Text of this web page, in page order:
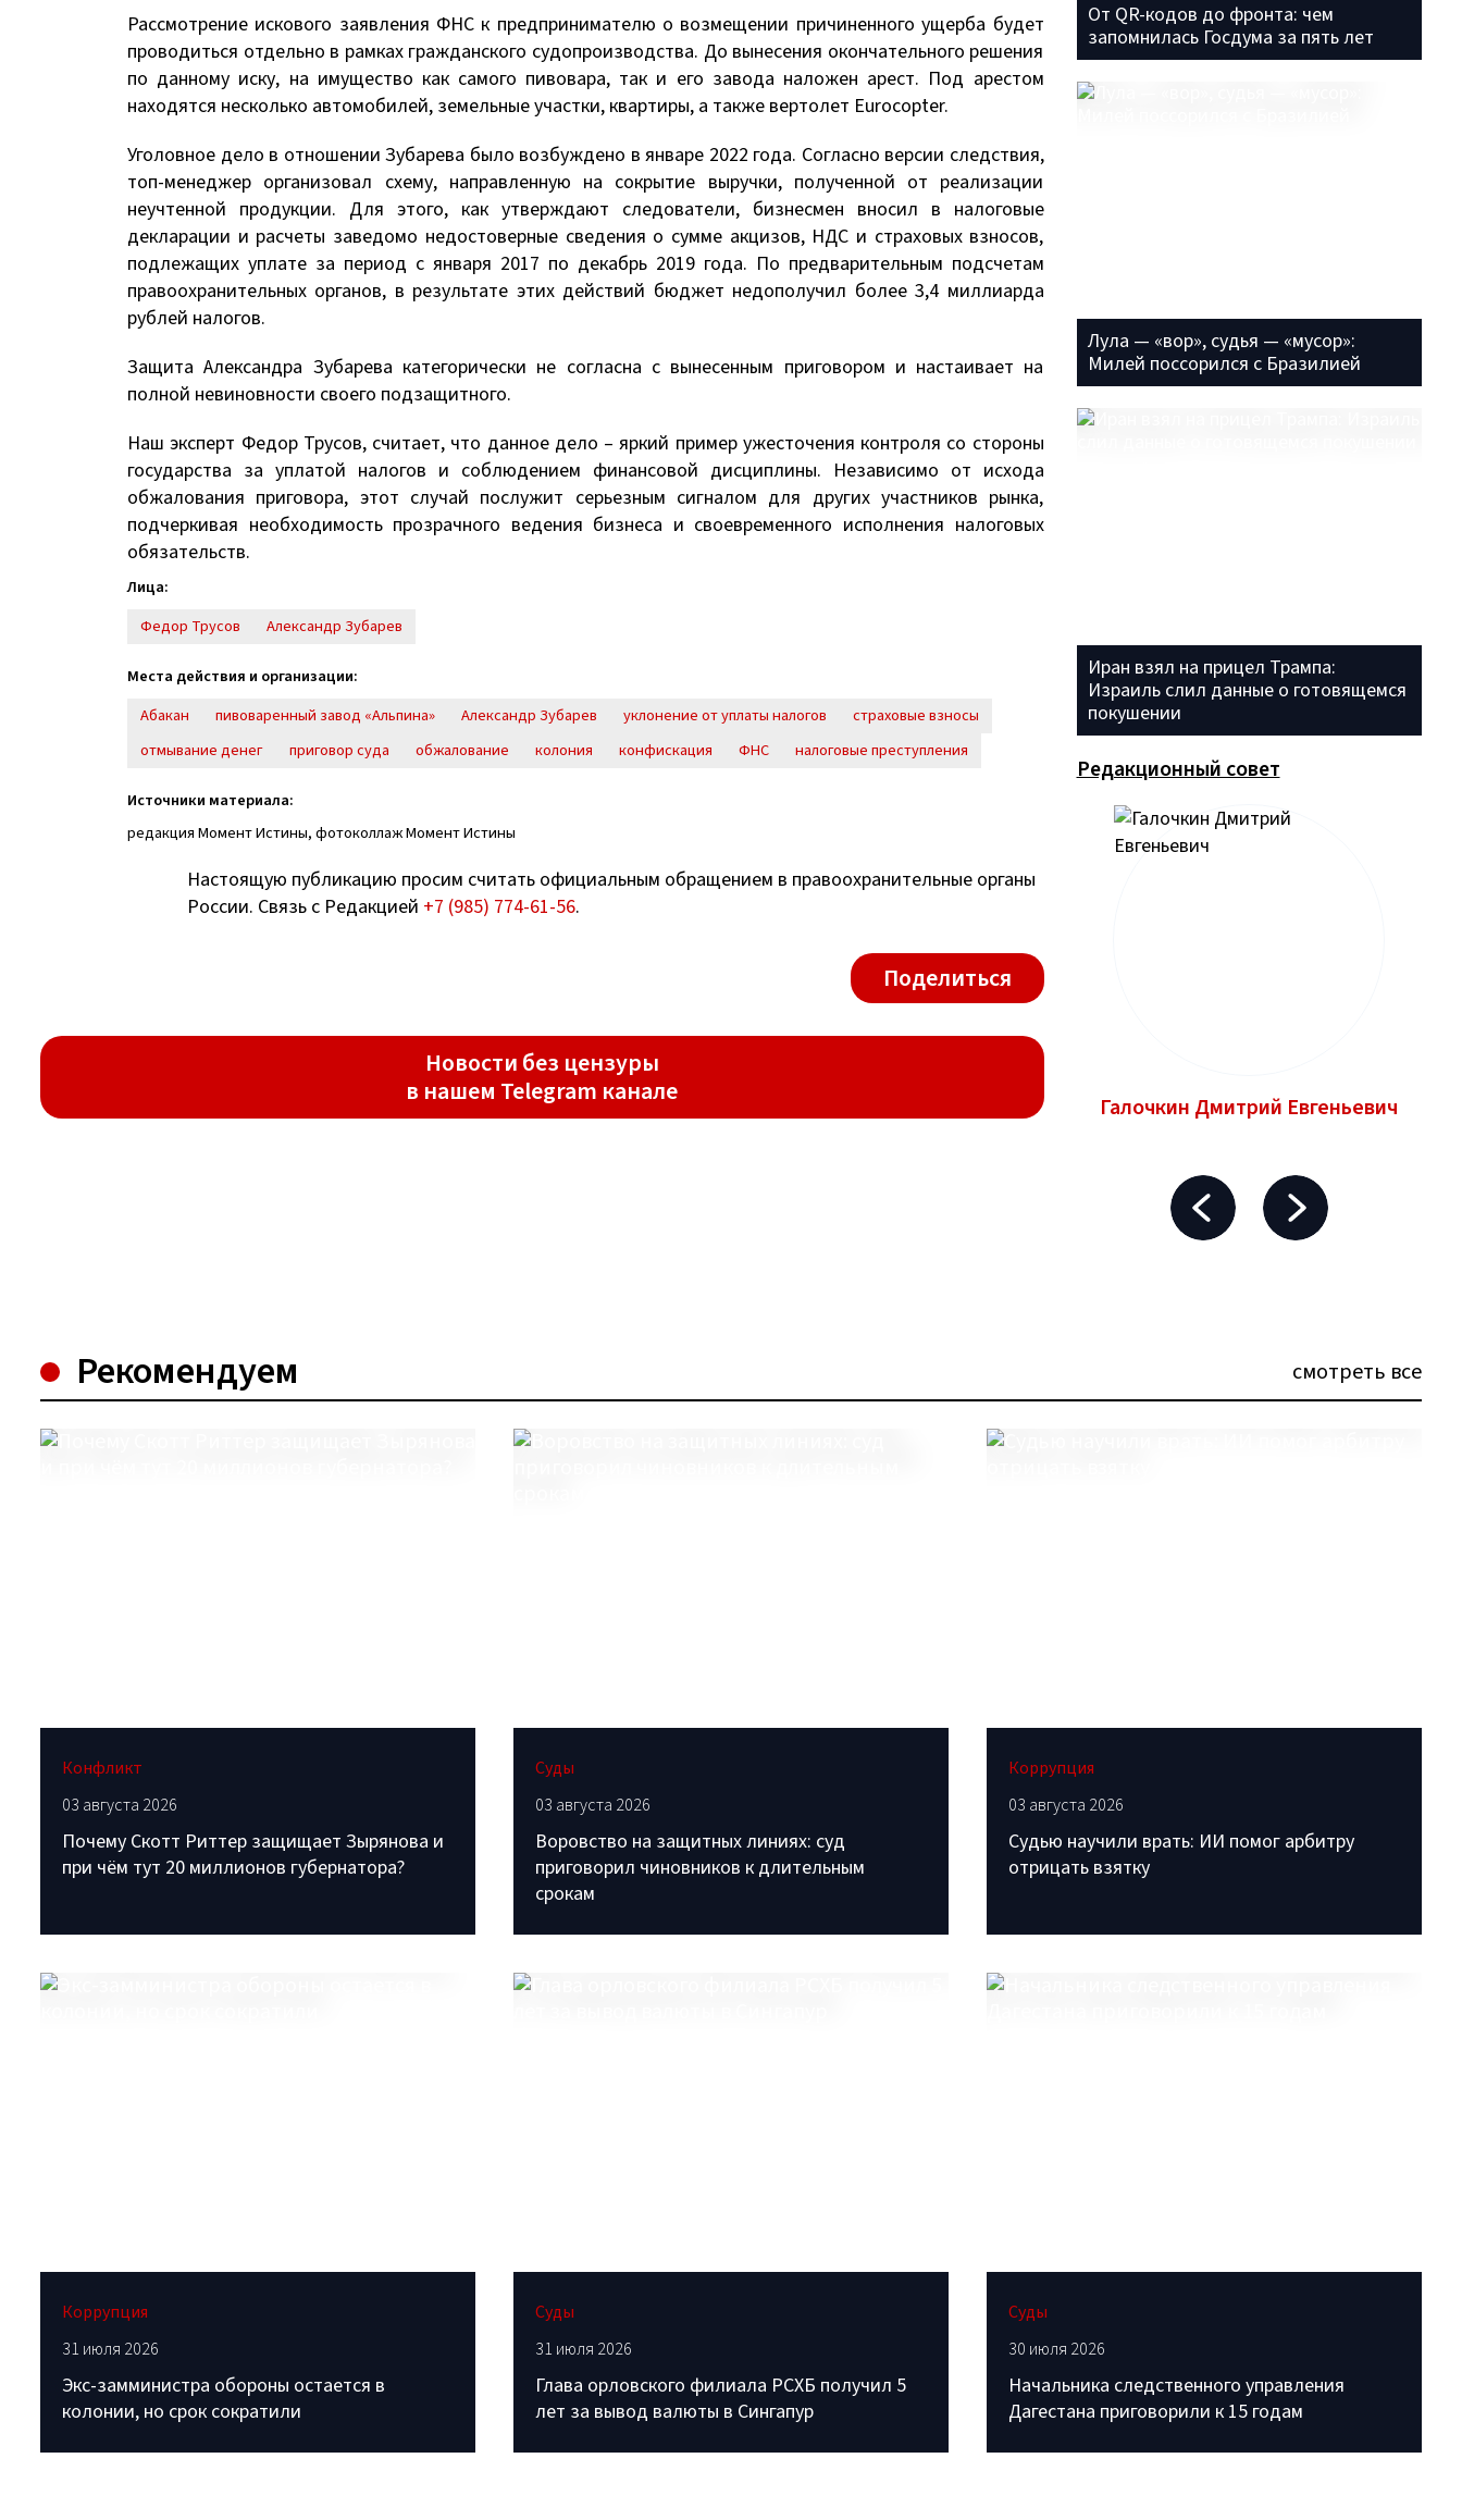
Рассмотрение искового заявления ФНС к предпринимателю о возмещении причиненного ущерба будет
проводиться отдельно в рамках гражданского судопроизводства. До вынесения окончательного решения
по данному иску, на имущество как самого пивовара, так и его завода наложен арест. Под арестом
находятся несколько автомобилей, земельные участки, квартиры, а также вертолет Eurocopter.
Уголовное дело в отношении Зубарева было возбуждено в январе 2022 года. Согласно версии следствия,
топ-менеджер организовал схему, направленную на сокрытие выручки, полученной от реализации
неучтенной продукции. Для этого, как утверждают следователи, бизнесмен вносил в налоговые
декларации и расчеты заведомо недостоверные сведения о сумме акцизов, НДС и страховых взносов,
подлежащих уплате за период с января 2017 по декабрь 2019 года. По предварительным подсчетам
правоохранительных органов, в результате этих действий бюджет недополучил более 3,4 миллиарда
рублей налогов.
Защита Александра Зубарева категорически не согласна с вынесенным приговором и настаивает на
полной невиновности своего подзащитного.
Наш эксперт Федор Трусов, считает, что данное дело – яркий пример ужесточения контроля со стороны
государства за уплатой налогов и соблюдением финансовой дисциплины. Независимо от исхода
обжалования приговора, этот случай послужит серьезным сигналом для других участников рынка,
подчеркивая необходимость прозрачного ведения бизнеса и своевременного исполнения налоговых
обязательств.
Лица:
Федор Трусов
Александр Зубарев
Места действия и организации:
Абакан
пивоваренный завод «Альпина» Александр Зубарев уклонение от уплаты налогов
страховые взносы
отмывание денег
приговор суда обжалование колония конфискация ФНС налоговые преступления
Источники материала:
редакция Момент Истины, фотоколлаж Момент Истины
Настоящую публикацию просим считать официальным обращением в правоохранительные органы
России. Связь с Редакцией +7 (985) 774-61-56.
Поделиться
Новости без цензуры
в нашем Telegram канале
От QR-кодов до фронта: чем
запомнилась Госдума за пять лет
Лула — «вор», судья — «мусор»:
Милей поссорился с Бразилией
Иран взял на прицел Трампа:
Израиль слил данные о готовящемся
покушении
Редакционный совет
Галочкин Дмитрий Евгеньевич
Рекомендуем смотреть все
Конфликт
03 августа 2026
Почему Скотт Риттер защищает Зырянова и
при чём тут 20 миллионов губернатора?
Суды
03 августа 2026
Воровство на защитных линиях: суд
приговорил чиновников к длительным
срокам
Коррупция
03 августа 2026
Судью научили врать: ИИ помог арбитру
отрицать взятку
Коррупция
31 июля 2026
Экс-замминистра обороны остается в
колонии, но срок сократили
Суды
31 июля 2026
Глава орловского филиала РСХБ получил 5
лет за вывод валюты в Сингапур
Суды
30 июля 2026
Начальника следственного управления
Дагестана приговорили к 15 годам